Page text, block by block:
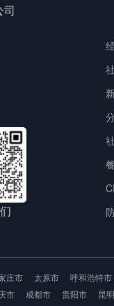
司
庄市 太原市
呼和浩特市
市 成都市 贵阳市 昆